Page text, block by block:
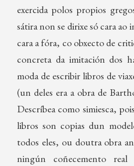
exercida polos propios
sátira non se dirixe só cara
cara a fóra, co obxecto de
concreta da imitación dos
moda de escribir libros de
(un deles era a obra de
Descríbea como simiesca,
libros son copias dun
todos eles, ou doutra obra
ningún coñecemento